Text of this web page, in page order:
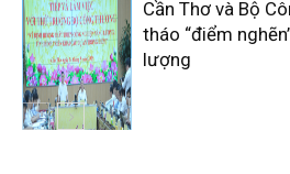
Cần Thơ và Bộ
tháo “điểm
lượng